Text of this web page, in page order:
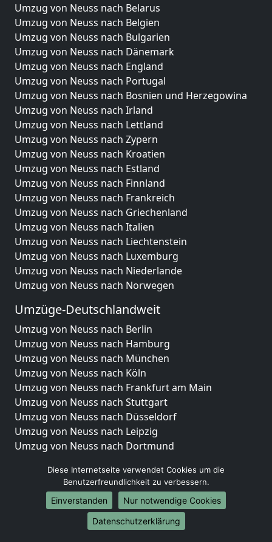
Umzug von Neuss nach Belarus
Umzug von Neuss nach Belgien
Umzug von Neuss nach Bulgarien
Umzug von Neuss nach Dänemark
Umzug von Neuss nach England
Umzug von Neuss nach Portugal
Umzug von Neuss nach Bosnien und Herzegowina
Umzug von Neuss nach Irland
Umzug von Neuss nach Lettland
Umzug von Neuss nach Zypern
Umzug von Neuss nach Kroatien
Umzug von Neuss nach Estland
Umzug von Neuss nach Finnland
Umzug von Neuss nach Frankreich
Umzug von Neuss nach Griechenland
Umzug von Neuss nach Italien
Umzug von Neuss nach Liechtenstein
Umzug von Neuss nach Luxemburg
Umzug von Neuss nach Niederlande
Umzug von Neuss nach Norwegen
Umzüge-Deutschlandweit
Umzug von Neuss nach Berlin
Umzug von Neuss nach Hamburg
Umzug von Neuss nach München
Umzug von Neuss nach Köln
Umzug von Neuss nach Frankfurt am Main
Umzug von Neuss nach Stuttgart
Umzug von Neuss nach Düsseldorf
Umzug von Neuss nach Leipzig
Umzug von Neuss nach Dortmund
Umzug von Neuss nach Bremen
Umzug von Neuss nach Dresden
Umzug von Neuss nach Hannover
Umzug von Neuss nach Nürnberg
Umzug von Neuss nach Duisburg
Diese Internetseite verwendet Cookies um die
Benutzerfreundlichkeit zu verbessern.
Einverstanden
Nur notwendige Cookies
Datenschutzerklärung